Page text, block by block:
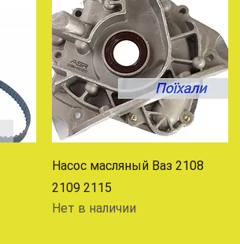
Быстрый просмотр
Насос масляный Ваз 2108
2109 2115
Нет в наличии